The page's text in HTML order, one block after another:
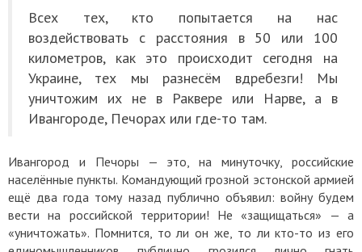
Всех тех, кто попытается на нас
воздействовать с расстояния в 50 или 100
километров, как это происходит сегодня на
Украине, тех мы разнесём вдребезги! Мы
уничтожим их не в Раквере или Нарве, а в
Ивангороде, Печорах или где-то там.
Ивангород и Печоры — это, на минуточку, российские
населённые пункты. Командующий грозной эстонской армией
ещё два года тому назад публично объявил: войну будем
вести на российской территории! Не «защищаться» — а
«уничтожать». Помнится, то ли он же, то ли кто-то из его